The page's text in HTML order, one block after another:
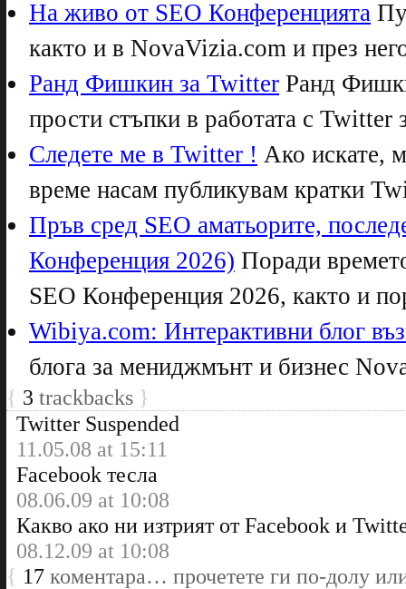
На живо от SEO Конференцията
както и в NovaVizia.com и през
Ранд Фишкин за Twitter Ранд
прости стъпки в работата с Twitter
Следете ме в Twitter ! Ако искате,
време насам публикувам кратки
Пръв сред SEO аматьорите,
Конференция 2026) Поради
SEO Конференция 2026, както и
Wibiya.com: Интерактивни блог
блога за мениджмънт и бизнес
{ 3 trackbacks }
Twitter Suspended
11.05.08 at 15:11
Facebook тесла
08.06.09 at 10:08
Какво ако ни изтрият от Facebook и
08.12.09 at 10:08
{ 17 коментара… прочетете ги по-долу